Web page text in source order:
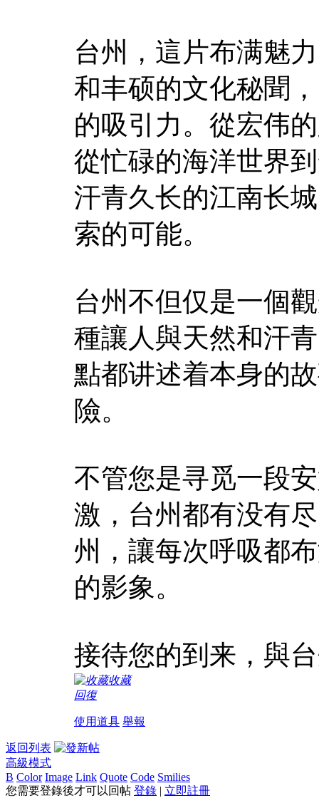
台州，這片布满魅
和丰硕的文化秘聞
的吸引力。從宏伟
從忙碌的海洋世界
汗青久长的江南长
索的可能。
台州不但仅是一個
種讓人與天然和汗
點都讲述着本身的
險。
不管您是寻觅一段
激，台州都有没有
州，讓每次呼吸都
的影象。
接待您的到来，與
收藏
回復
使用道具 舉報
返回列表
高級模式
B Color Image Link Quote Code Smilies
您需要登錄後才可以回帖 登錄 | 立即註冊